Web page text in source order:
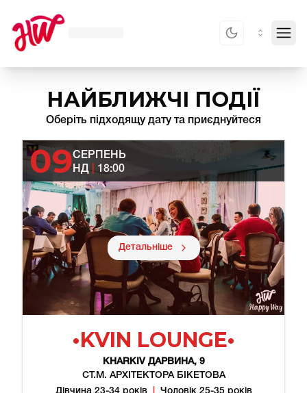
НАЙБЛИЖЧІ ПОДІЇ
Оберіть підходящу дату та приєднуйтеся
09СЕРПЕНЬ
НД | 18:00
Детальніше
•KVIN LOUNGE•
KHARKIV ДАРВИНА, 9
СТ.М. АРХІТЕКТОРА БІКЕТОВА